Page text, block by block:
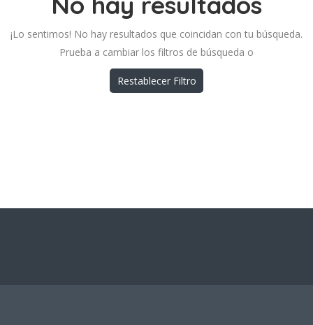
¡Lo sentimos! No hay resultados que coincidan con tu búsqueda.
Prueba a cambiar los filtros de búsqueda o
Restablecer Filtro